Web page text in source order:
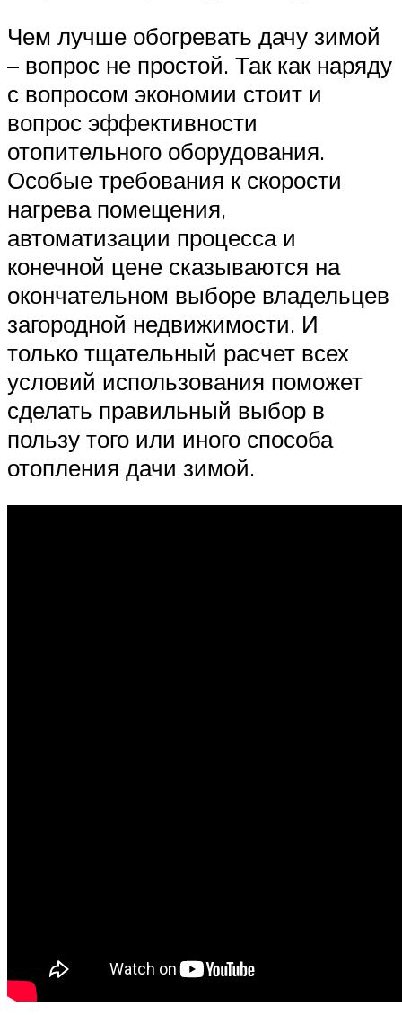
Чем лучше обогревать дачу зимой
– вопрос не простой. Так как наряду
с вопросом экономии стоит и
вопрос эффективности
отопительного оборудования.
Особые требования к скорости
нагрева помещения,
автоматизации процесса и
конечной цене сказываются на
окончательном выборе владельцев
загородной недвижимости. И
только тщательный расчет всех
условий использования поможет
сделать правильный выбор в
пользу того или иного способа
отопления дачи зимой.